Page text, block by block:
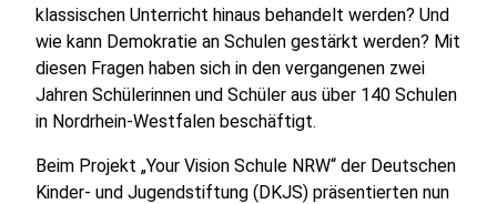
klassischen Unterricht hinaus behandelt werden? Und
wie kann Demokratie an Schulen gestärkt werden? Mit
diesen Fragen haben sich in den vergangenen zwei
Jahren Schülerinnen und Schüler aus über 140 Schulen
in Nordrhein-Westfalen beschäftigt.
Beim Projekt „Your Vision Schule NRW“ der Deutschen
Kinder- und Jugendstiftung (DKJS) präsentierten nun